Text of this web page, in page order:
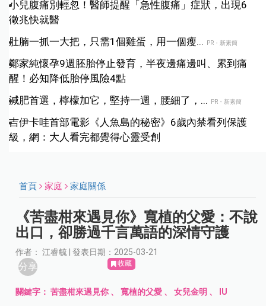
小兒腹痛別輕忽！醫師提醒「急性腹痛」症狀，出現6
徵兆快就醫
肚腩一抓一大把，只需1個雞蛋，用一個瘦...
PR・新素簡
鄭家純懷孕9週胚胎停止發育，半夜邊痛邊叫、累到痛
醒！必知降低胎停風險4點
減肥首選，檸檬加它，堅持一週，腰細了，...
PR・新素簡
吉伊卡哇首部電影《人魚島的秘密》6歲內禁看列保護
級，網：大人看完都覺得心靈受創
首頁 家庭 家庭關係
《苦盡柑來遇見你》寬植的父愛：不說
出口，卻勝過千言萬語的深情守護
作者： 江睿毓 | 發表日期：2025-03-21
分享 收藏
關鍵字：苦盡柑來遇見你 、寬植的父愛 、女兒金明 、 IU